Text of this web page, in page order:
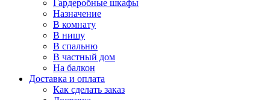
Гардеробные шкафы
Назначение
В комнату
В нишу
В спальню
В частный дом
На балкон
Доставка и оплата
Как сделать заказ